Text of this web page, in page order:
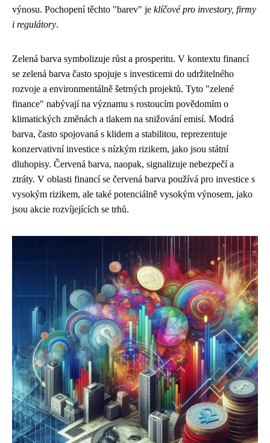
výnosu. Pochopení těchto "barev" je klíčové pro investory, firmy
i regulátory.
Zelená barva symbolizuje růst a prosperitu. V kontextu financí
se zelená barva často spojuje s investicemi do udržitelného
rozvoje a environmentálně šetrných projektů. Tyto "zelené
finance" nabývají na významu s rostoucím povědomím o
klimatických změnách a tlakem na snižování emisí. Modrá
barva, často spojovaná s klidem a stabilitou, reprezentuje
konzervativní investice s nízkým rizikem, jako jsou státní
dluhopisy. Červená barva, naopak, signalizuje nebezpečí a
ztráty. V oblasti financí se červená barva používá pro investice s
vysokým rizikem, ale také potenciálně vysokým výnosem, jako
jsou akcie rozvíjejících se trhů.